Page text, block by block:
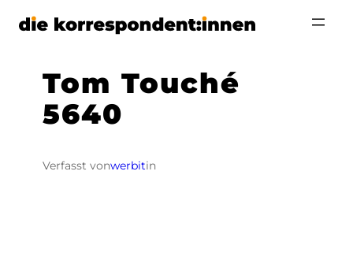
Zum
Tom Touché
5640
Verfasst vonwerbitin